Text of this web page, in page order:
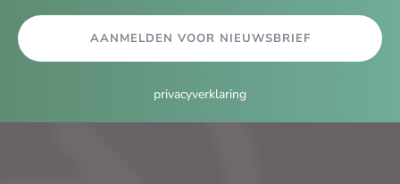
AANMELDEN VOOR NIEUWSBRIEF
privacyverklaring